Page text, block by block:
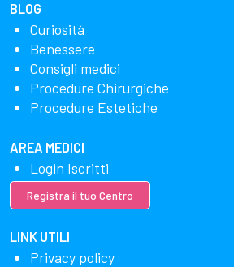
BLOG
Curiosità
Benessere
Consigli medici
Procedure Chirurgiche
Procedure Estetiche
AREA MEDICI
Login Iscritti
Registra il tuo Centro
LINK UTILI
Privacy policy